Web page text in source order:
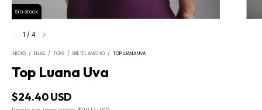
Sin stock
1 / 4
INICIO / ELLAS / TOPS / BRETEL ANCHO / TOP LUANA UVA
Top Luana Uva
$24.40 USD